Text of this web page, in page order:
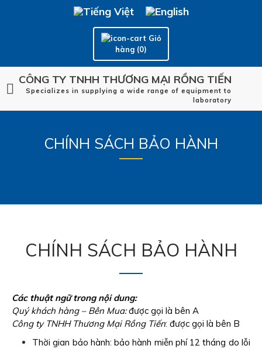
Giỏ
hàng (0)
CÔNG TY TNHH THƯƠNG MẠI RỒNG TIẾN
Specializes in supplying a wide range of equipment to
laboratory
CHÍNH SÁCH BẢO HÀNH
CHÍNH SÁCH BẢO HÀNH
Các thuật ngữ trong nội dung:
Quý khách hàng – Bên Mua:được gọi là bên A
Công ty TNHH Thương Mại Rồng Tiến: được gọi là bên B
Thời gian bảo hành: bảo hành miễn phí 12 tháng do lỗi